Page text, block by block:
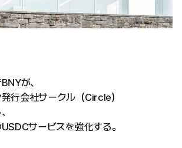
が、
行会社サークル（Circle）
サービスを強化する。